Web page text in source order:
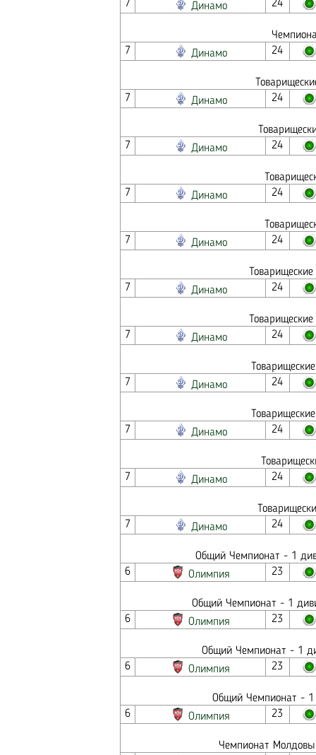
7
Динамо 24
7
Динамо 24
7
Динамо 24
7
Динамо 24
7
Динамо 24
7
Динамо 24
7
Динамо 24
7
Динамо 24
7
Динамо 24
7
Динамо 24
7
Динамо 24
7
Динамо 24
Общий Чемпионат - 1
6
Олимпия 23
Общий Чемпионат - 1
6
Олимпия 23
Общий Чемпионат - 1
6
Олимпия 23
Общий Чемпионат -
6
Олимпия 23
Чемпионат